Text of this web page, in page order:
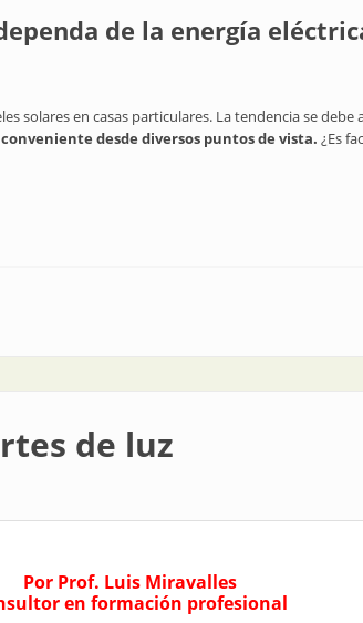
de la energía
solares en casas particulares. La tendencia se
desde diversos puntos de vista. ¿Es
de luz
Por Prof. Luis Miravalles
en formación profesional